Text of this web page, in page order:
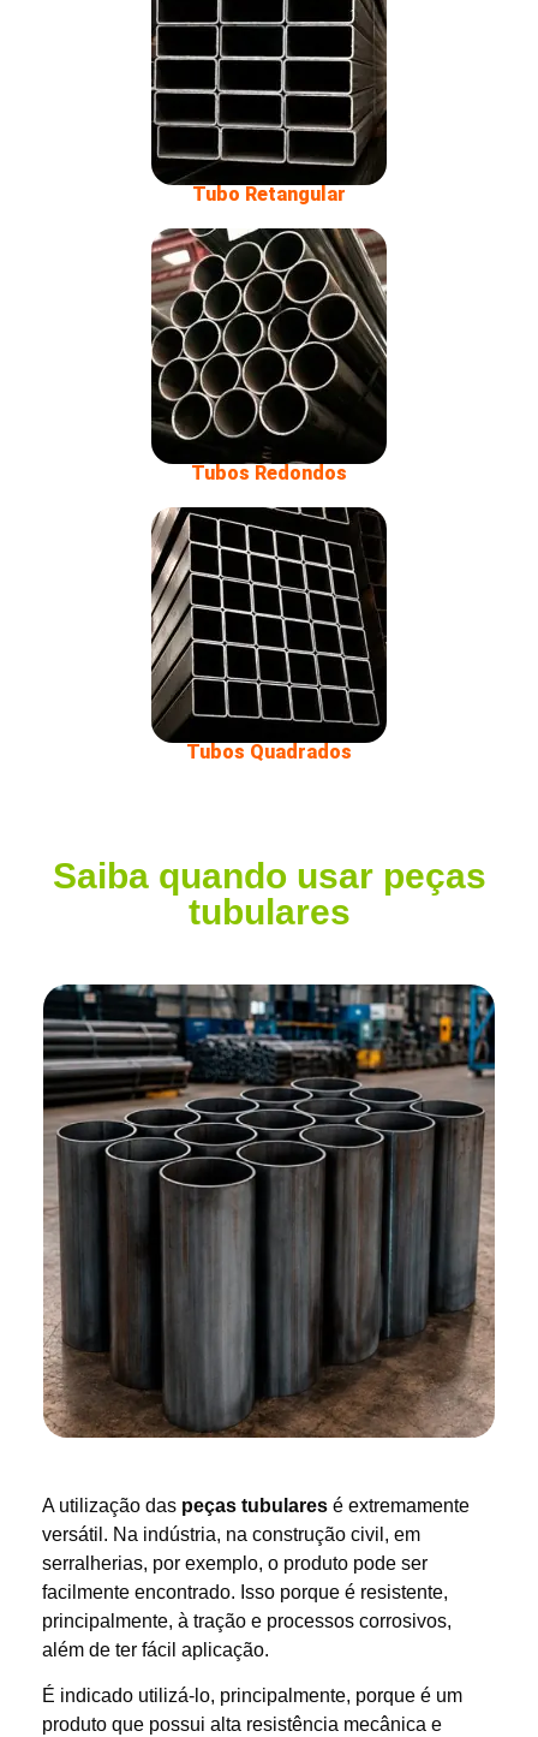
Tubo Retangular
Tubos Redondos
Tubos Quadrados
Saiba quando usar peças
tubulares
A utilização das peças tubulares é extremamente
versátil. Na indústria, na construção civil, em
serralherias, por exemplo, o produto pode ser
facilmente encontrado. Isso porque é resistente,
principalmente, à tração e processos corrosivos,
além de ter fácil aplicação.
É indicado utilizá-lo, principalmente, porque é um
produto que possui alta resistência mecânica e